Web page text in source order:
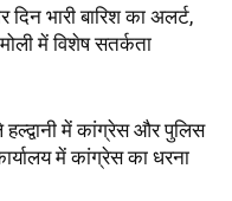
भारी बारिश का अलर्ट,
में विशेष सतर्कता
में कांग्रेस और पुलिस
में कांग्रेस का धरना